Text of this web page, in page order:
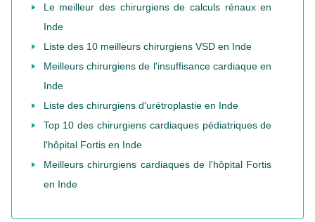
Le meilleur des chirurgiens de calculs rénaux en
Inde
Liste des 10 meilleurs chirurgiens VSD en Inde
Meilleurs chirurgiens de l'insuffisance cardiaque en
Inde
Liste des chirurgiens d'urétroplastie en Inde
Top 10 des chirurgiens cardiaques pédiatriques de
l'hôpital Fortis en Inde
Meilleurs chirurgiens cardiaques de l'hôpital Fortis
en Inde